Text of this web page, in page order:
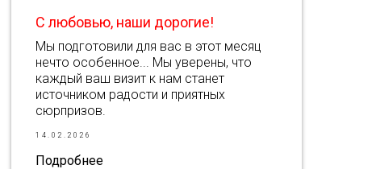
С любовью, наши дорогие!
Мы подготовили для вас в этот месяц
нечто особенное... Мы уверены, что
каждый ваш визит к нам станет
источником радости и приятных
сюрпризов.
14.02.2026
Подробнее